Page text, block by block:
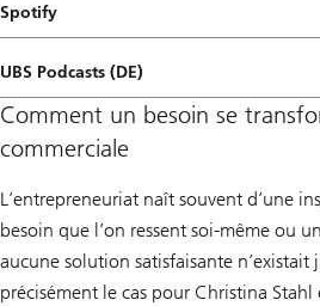
Spotify
UBS Podcasts (DE)
Comment un besoin se
commerciale
L’entrepreneuriat naît souvent d’une
besoin que l’on ressent soi-même ou
aucune solution satisfaisante n’existait
précisément le cas pour Christina Stahl